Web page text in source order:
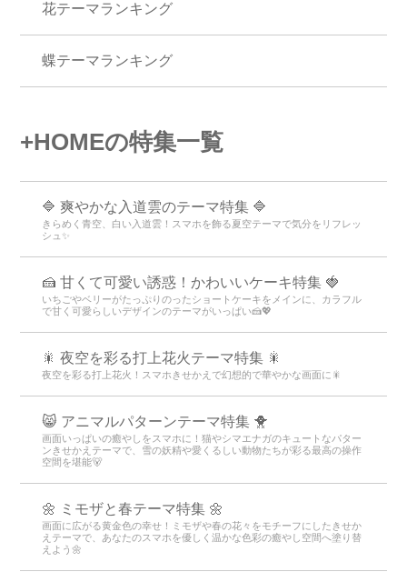
花テーマランキング
蝶テーマランキング
+HOMEの特集一覧
🔷 爽やかな入道雲のテーマ特集 🔷
きらめく青空、白い入道雲！スマホを飾る夏空テーマで気分をリフレッ
シュ✨
🍰 甘くて可愛い誘惑！かわいいケーキ特集 🍓
いちごやベリーがたっぷりのったショートケーキをメインに、カラフル
で甘く可愛らしいデザインのテーマがいっぱい🍰💖
🎇 夜空を彩る打上花火テーマ特集 🎇
夜空を彩る打上花火！スマホきせかえで幻想的で華やかな画面に🎇
😸 アニマルパターンテーマ特集 🐥
画面いっぱいの癒やしをスマホに！猫やシマエナガのキュートなパター
ンきせかえテーマで、雪の妖精や愛くるしい動物たちが彩る最高の操作
空間を堪能🐻
🌼 ミモザと春テーマ特集 🌼
画面に広がる黄金色の幸せ！ミモザや春の花々をモチーフにしたきせか
えテーマで、あなたのスマホを優しく温かな色彩の癒やし空間へ塗り替
えよう🌼